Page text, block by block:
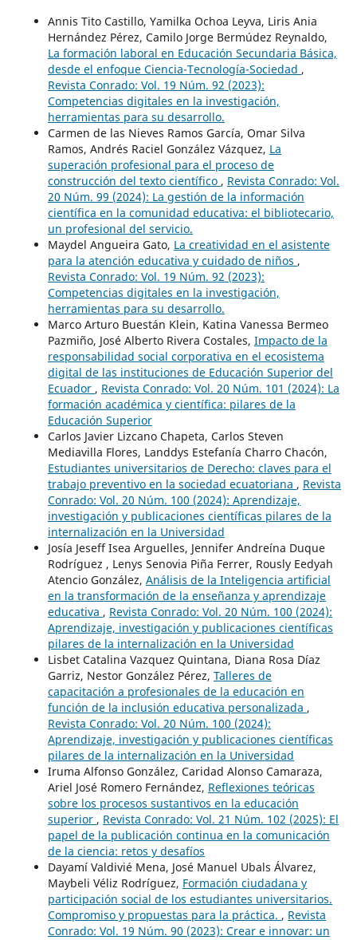
Annis Tito Castillo, Yamilka Ochoa Leyva, Liris Ania
Hernández Pérez, Camilo Jorge Bermúdez Reynaldo,
La formación laboral en Educación Secundaria Básica,
desde el enfoque Ciencia-Tecnología-Sociedad ,
Revista Conrado: Vol. 19 Núm. 92 (2023):
Competencias digitales en la investigación,
herramientas para su desarrollo.
Carmen de las Nieves Ramos García, Omar Silva
Ramos, Andrés Raciel González Vázquez, La
superación profesional para el proceso de
construcción del texto científico , Revista Conrado: Vol.
20 Núm. 99 (2024): La gestión de la información
científica en la comunidad educativa: el bibliotecario,
un profesional del servicio.
Maydel Angueira Gato, La creatividad en el asistente
para la atención educativa y cuidado de niños ,
Revista Conrado: Vol. 19 Núm. 92 (2023):
Competencias digitales en la investigación,
herramientas para su desarrollo.
Marco Arturo Buestán Klein, Katina Vanessa Bermeo
Pazmiño, José Alberto Rivera Costales, Impacto de la
responsabilidad social corporativa en el ecosistema
digital de las instituciones de Educación Superior del
Ecuador , Revista Conrado: Vol. 20 Núm. 101 (2024): La
formación académica y científica: pilares de la
Educación Superior
Carlos Javier Lizcano Chapeta, Carlos Steven
Mediavilla Flores, Landdys Estefanía Charro Chacón,
Estudiantes universitarios de Derecho: claves para el
trabajo preventivo en la sociedad ecuatoriana , Revista
Conrado: Vol. 20 Núm. 100 (2024): Aprendizaje,
investigación y publicaciones científicas pilares de la
internalización en la Universidad
Josía Jeseff Isea Arguelles, Jennifer Andreína Duque
Rodríguez , Lenys Senovia Piña Ferrer, Rously Eedyah
Atencio González, Análisis de la Inteligencia artificial
en la transformación de la enseñanza y aprendizaje
educativa , Revista Conrado: Vol. 20 Núm. 100 (2024):
Aprendizaje, investigación y publicaciones científicas
pilares de la internalización en la Universidad
Lisbet Catalina Vazquez Quintana, Diana Rosa Díaz
Garriz, Nestor González Pérez, Talleres de
capacitación a profesionales de la educación en
función de la inclusión educativa personalizada ,
Revista Conrado: Vol. 20 Núm. 100 (2024):
Aprendizaje, investigación y publicaciones científicas
pilares de la internalización en la Universidad
Iruma Alfonso González, Caridad Alonso Camaraza,
Ariel José Romero Fernández, Reflexiones teóricas
sobre los procesos sustantivos en la educación
superior , Revista Conrado: Vol. 21 Núm. 102 (2025): El
papel de la publicación continua en la comunicación
de la ciencia: retos y desafíos
Dayamí Valdivié Mena, José Manuel Ubals Álvarez,
Maybeli Véliz Rodríguez, Formación ciudadana y
participación social de los estudiantes universitarios.
Compromiso y propuestas para la práctica. , Revista
Conrado: Vol. 19 Núm. 90 (2023): Crear e innovar: un